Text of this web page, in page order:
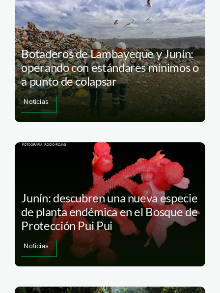
Botaderos de Lambayeque y Junín:
operando con estándares mínimos o
a punto de colapsar
Noticias
Junín: descubren una nueva especie
de planta endémica en el Bosque de
Protección Pui Pui
Noticias